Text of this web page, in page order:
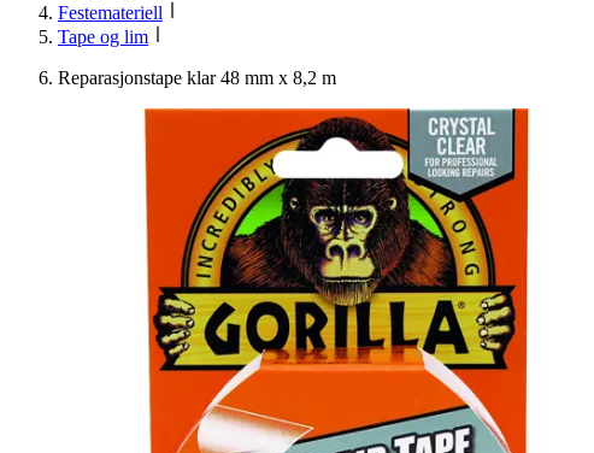
Festemateriell
Tape og lim
Reparasjonstape klar 48 mm x 8,2 m